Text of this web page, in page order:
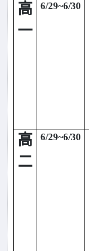
高
一
6/29~6/30
高
二
6/29~6/30